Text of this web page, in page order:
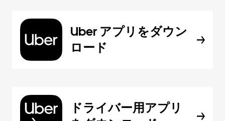
Uber アプリをダウン
ロード
ドライバー用アプリ